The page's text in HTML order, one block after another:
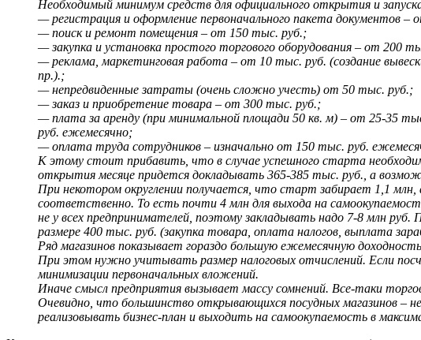
Необходимый минимум средств для официального открытия и
— регистрация и оформление первоначального пакета документов –
— поиск и ремонт помещения – от 150 тыс. руб.;
— закупка и установка простого торгового оборудования – от 200
— реклама, маркетинговая работа – от 10 тыс. руб. (создание
пр.).;
— непредвиденные затраты (очень сложно учесть) от 50 тыс. руб.;
— заказ и приобретение товара – от 300 тыс. руб.;
— плата за аренду (при минимальной площади 50 кв. м) – от 25-35
руб. ежемесячно;
— оплата труда сотрудников – изначально от 150 тыс. руб.
К этому стоит прибавить, что в случае успешного старта
открытия месяце придется докладывать 365-385 тыс. руб., а
При некотором округлении получается, что старт забирает 1,1
соответственно. То есть почти 4 млн для выхода на
не у всех предпринимателей, поэтому закладывать надо 7-8 млн
размере 400 тыс. руб. (закупка товара, оплата налогов, выплата
Ряд магазинов показывает гораздо большую ежемесячную
При этом нужно учитывать размер налоговых отчислений. Если
минимизации первоначальных вложений.
Иначе смысл предприятия вызывает массу сомнений. Все-таки
Очевидно, что большинство открывающихся посудных магазинов –
реализовывать бизнес-план и выходить на самоокупаемость в